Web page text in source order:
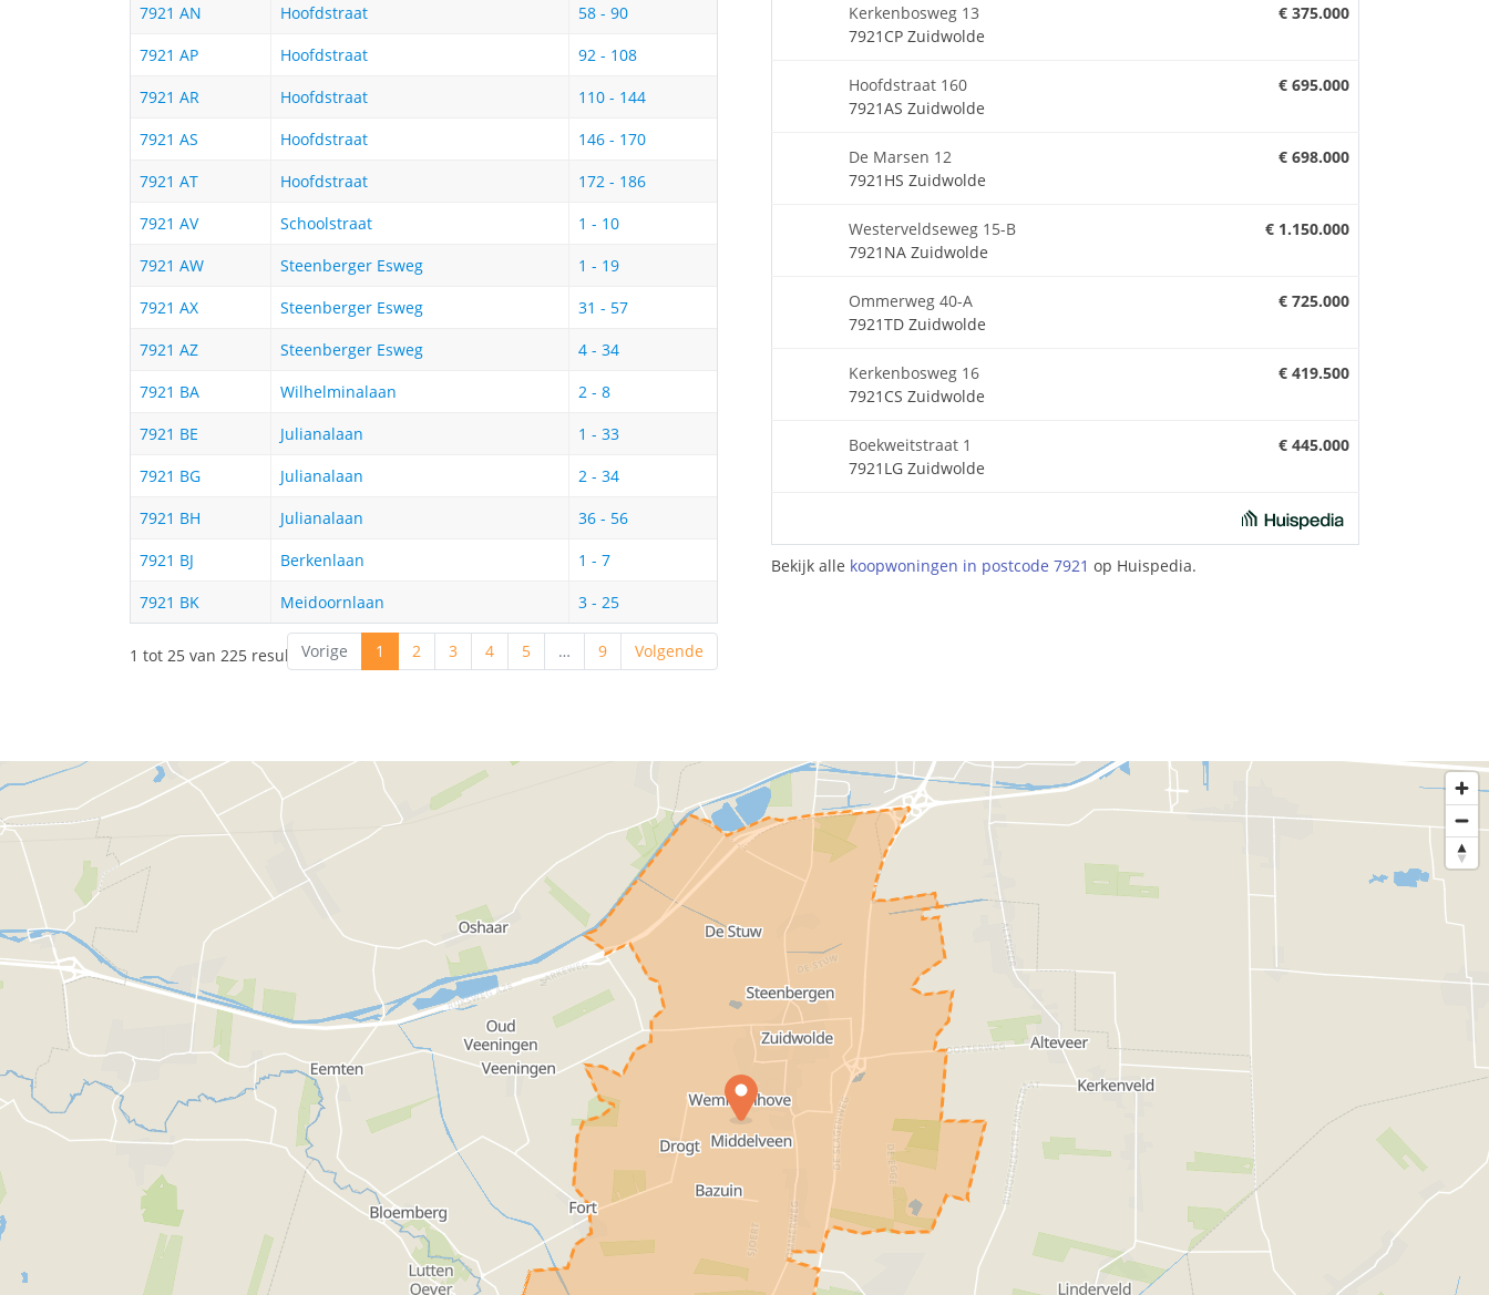
7921 AN
Hoofdstraat
58 - 90
7921 AP
Hoofdstraat
92 - 108
7921 AR
Hoofdstraat
110 - 144
7921 AS
Hoofdstraat
146 - 170
7921 AT
Hoofdstraat
172 - 186
7921 AV
Schoolstraat
1 - 10
7921 AW
Steenberger Esweg
1 - 19
7921 AX
Steenberger Esweg
31 - 57
7921 AZ
Steenberger Esweg
4 - 34
7921 BA
Wilhelminalaan
2 - 8
7921 BE
Julianalaan
1 - 33
7921 BG
Julianalaan
2 - 34
7921 BH
Julianalaan
36 - 56
7921 BJ
Berkenlaan
1 - 7
7921 BK
Meidoornlaan 3 - 25
1 tot 25 van 225 resultaten
Vorige 1 2 3 4 5 … 9 Volgende
Kerkenbosweg 13
7921CP Zuidwolde
€ 375.000
Hoofdstraat 160
7921AS Zuidwolde
€ 695.000
De Marsen 12
7921HS Zuidwolde
€ 698.000
Westerveldseweg 15-B
7921NA Zuidwolde
€ 1.150.000
Ommerweg 40-A
7921TD Zuidwolde
€ 725.000
Kerkenbosweg 16
7921CS Zuidwolde
€ 419.500
Boekweitstraat 1
7921LG Zuidwolde
€ 445.000
Bekijk alle koopwoningen in postcode 7921 op Huispedia.